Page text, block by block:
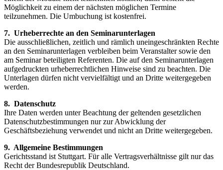
Möglichkeit zu einem der nächsten möglichen Termine
teilzunehmen. Die Umbuchung ist kostenfrei.
7. Urheberrechte an den Seminarunterlagen
Die ausschließlichen, zeitlich und rämlich uneingeschränkten Rechte
an den Seminarunterlagen verbleiben beim Veranstalter sowie den
am Seminar beteiligten Referenten. Die auf den Seminarun­terlagen
aufgedruckten urheberrechtlichen Hinweise sind zu beach­ten. Die
Unterlagen dürfen nicht vervielfältigt und an Dritte weitergegeben
werden.
8. Datenschutz
Ihre Daten werden unter Beachtung der geltenden gesetzlichen
Datenschutzbestimmungen nur zur Abwicklung der
Geschäftsbeziehung verwendet und nicht an Dritte weitergegeben.
9. Allgemeine Bestimmungen
Gerichtsstand ist Stuttgart. Für alle Vertragsverhältnisse gilt nur das
Recht der Bundesrepublik Deutschland.